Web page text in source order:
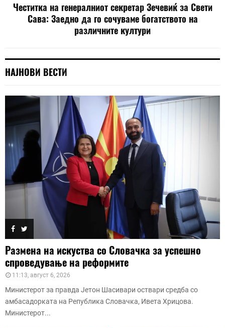
Честитка на генералниот секретар Зечевиќ за Свети
Сава: Заедно да го сочуваме богатството на
различните култури
НАЈНОВИ ВЕСТИ
Размена на искуства со Словачка за успешно
спроведување на реформите
11:13, август 6, 2026
Министерот за правда Јетон Шасивари оствари средба со
амбасадорката на Република Словачка, Ивета Хрицова.
Министерот...